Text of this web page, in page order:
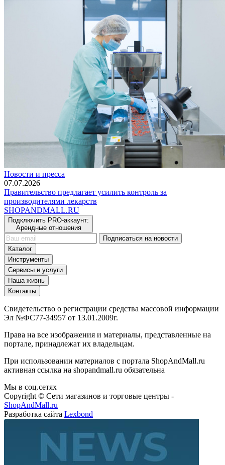
Новости и пресса
07.07.2026
Правительство предлагает усилить контроль за
производителями лекарств
SHOPANDMALL.RU
Подключить PRO-аккаунт:
Арендные отношения
Подписаться на новости
Каталог
Инструменты
Сервисы и услуги
Наша жизнь
Контакты
Свидетельство о регистрации средства массовой информации
Эл №ФС77-34957 от 13.01.2009г.
Права на все изображения и материалы, представленные на
портале, принадлежат их владельцам.
При использовании материалов с портала ShopAndMall.ru
активная ссылка на shopandmall.ru обязательна
Мы в соц.сетях
Copyright © Сети магазинов и торговые центры -
ShopAndMall.ru
Разработка сайта Lexbond